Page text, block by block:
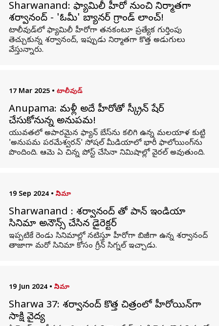
Sharwanand: ఫ్యామిలీ హీరో నుంచి నిర్మాతగా
శర్వానంద్ - 'ఓమీ' బ్యానర్ గ్రాండ్ లాంచ్!
టాలీవుడ్‌లో ఫ్యామిలీ హీరోగా తనకంటూ ప్రత్యేక గుర్తింపు
తెచ్చుకున్న శర్వానంద్, ఇప్పుడు నిర్మాతగా కొత్త అడుగులు
వేస్తున్నారు.
17 Mar 2025 • టాలీవుడ్
Anupama: మళ్లీ అదే హీరోతో స్క్రీన్ షేర్
చేసుకోనున్న అనుపమ!
యువతలో అపారమైన ఫ్యాన్ బేస్‌ను కలిగి ఉన్న మలయాళ కుట్టి
'అనుపమ పరమేశ్వరన్' సోషల్ మీడియాలో భారీ ఫాలోయింగ్‌ను
పొందింది. ఆమె ఏ చిన్న పోస్ట్ చేసినా నిమిషాల్లో వైరల్ అవుతుంది.
19 Sep 2024 • సినిమా
Sharwanand : శర్వానంద్ తో పాన్ ఇండియా
సినిమా అనౌన్స్ చేసిన డైరెక్టర్
ఇప్పటికే రెండు సినిమాల్లో నటిస్తూ హీరోగా బిజీగా ఉన్న శర్వానంద్
తాజాగా మరో సినిమా కోసం గ్రీన్ సిగ్నల్ ఇచ్చాడు.
19 Jun 2024 • సినిమా
Sharwa 37: శ‌ర్వానంద్ కొత్త చిత్రంలో హీరోయిన్‌గా
సాక్షి వైద్య